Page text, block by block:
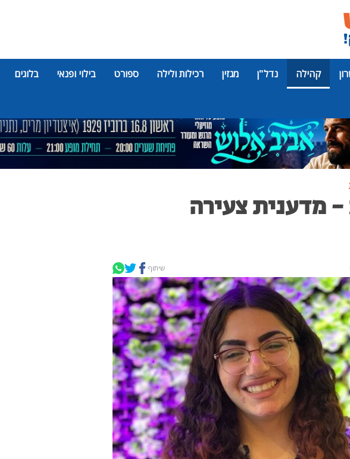
קהילה נדל"ן מגזין רכילות ולילה ספורט בילוי ופנאי בלוגים
מדענית צעירה
שיתוף